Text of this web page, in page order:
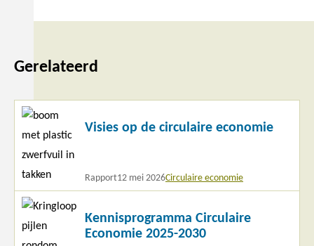
Gerelateerd
Visies op de circulaire economie
Rapport12 mei 2026Circulaire economie
Lees
meer
Kennisprogramma Circulaire
Economie 2025-2030
Lees
meer